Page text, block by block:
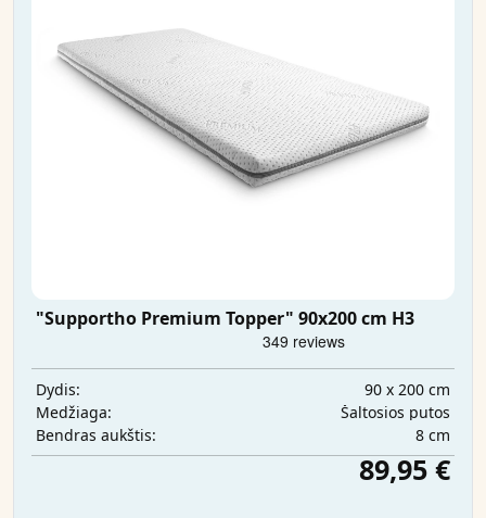
"Supportho Premium Topper" 90x200 cm H3
Dydis:
90 x 200 cm
Medžiaga:
Šaltosios putos
Bendras aukštis:
8 cm
89,95 €